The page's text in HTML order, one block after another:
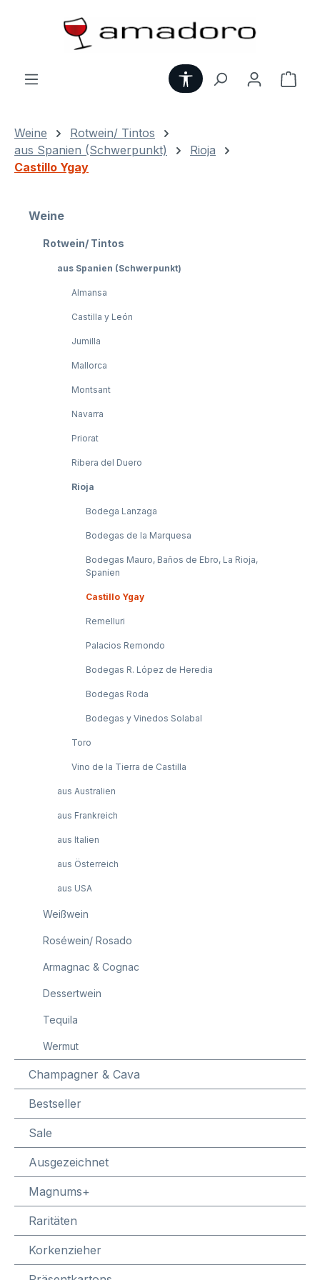
Zum Hauptinhalt springen
Werkzeugleiste
Weine
Rotwein/ Tintos
aus Spanien (Schwerpunkt)
Rioja
Castillo Ygay
Weine
Rotwein/ Tintos
aus Spanien (Schwerpunkt)
Almansa
Castilla y León
Jumilla
Mallorca
Montsant
Navarra
Priorat
Ribera del Duero
Rioja
Bodega Lanzaga
Bodegas de la Marquesa
Bodegas Mauro, Baños de Ebro, La Rioja,
Spanien
Castillo Ygay
Remelluri
Palacios Remondo
Bodegas R. López de Heredia
Bodegas Roda
Bodegas y Vinedos Solabal
Toro
Vino de la Tierra de Castilla
aus Australien
aus Frankreich
aus Italien
aus Österreich
aus USA
Weißwein
Roséwein/ Rosado
Armagnac & Cognac
Dessertwein
Tequila
Wermut
Champagner & Cava
Bestseller
Sale
Ausgezeichnet
Magnums+
Raritäten
Korkenzieher